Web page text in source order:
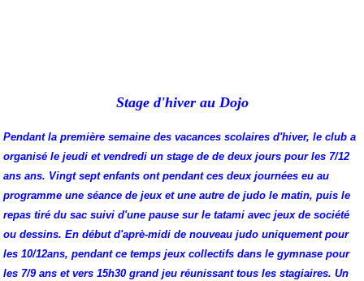
Stage d'hiver au Dojo
Pendant la première semaine des vacances scolaires d'hiver, le club a
organisé le jeudi et vendredi un stage de de deux jours pour les 7/12
ans ans. Vingt sept enfants ont pendant ces deux journées eu au
programme une séance de jeux et une autre de judo le matin, puis le
repas tiré du sac suivi d'une pause sur le tatami avec jeux de société
ou dessins. En début d'aprè-midi de nouveau judo uniquement pour
les 10/12ans, pendant ce temps jeux collectifs dans le gymnase pour
les 7/9 ans et vers 15h30 grand jeu réunissant tous les stagiaires. Un